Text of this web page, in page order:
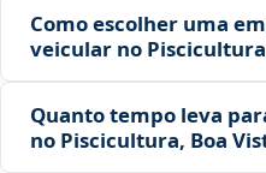
Como escolher uma
veicular no Piscicultura,
Quanto tempo leva
no Piscicultura, Boa